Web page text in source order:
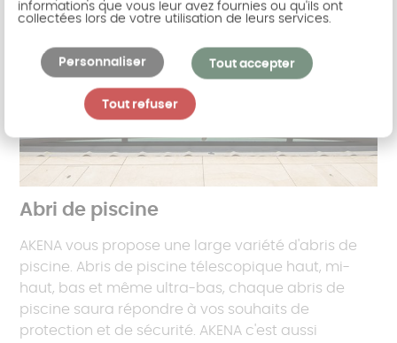
Abri de piscine
AKENA vous propose une large variété d'abris de
piscine. Abris de piscine télescopique haut, mi-
haut, bas et même ultra-bas, chaque abris de
piscine saura répondre à vos souhaits de
protection et de sécurité. AKENA c'est aussi
informations que vous leur avez fournies ou qu'ils ont
collectées lors de votre utilisation de leurs services.
Tout accepter
Tout refuser
Personnaliser